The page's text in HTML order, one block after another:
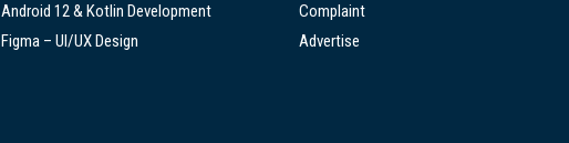
Android 12 & Kotlin Development
Figma – UI/UX Design
Complaint
Advertise